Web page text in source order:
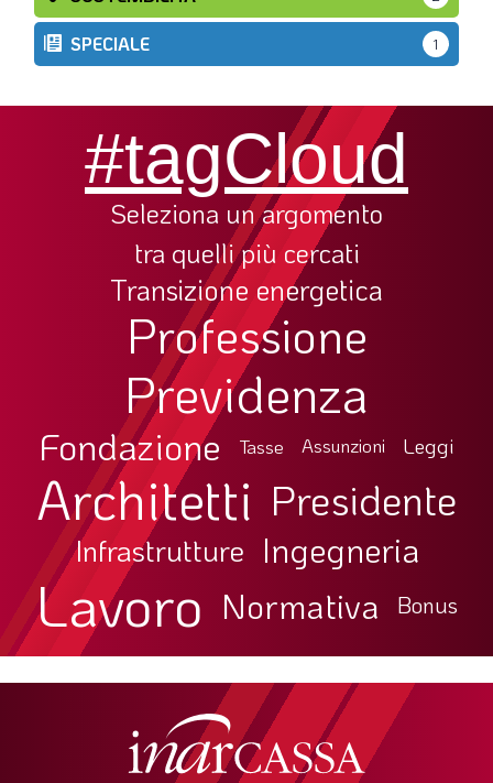
SPECIALE 1
#tagCloud
Seleziona un argomento
tra quelli più cercati
Transizione energetica
Professione
Previdenza
Fondazione Tasse Assunzioni Leggi
Architetti Presidente
Infrastrutture Ingegneria
Lavoro Normativa Bonus